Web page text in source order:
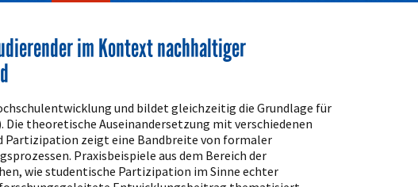
im Kontext nachhaltiger
und bildet gleichzeitig die Grundlage für
theoretische Auseinandersetzung mit verschiedenen
Partizipation zeigt eine Bandbreite von formaler
Praxisbeispiele aus dem Bereich der
wie studentische Partizipation im Sinne echter